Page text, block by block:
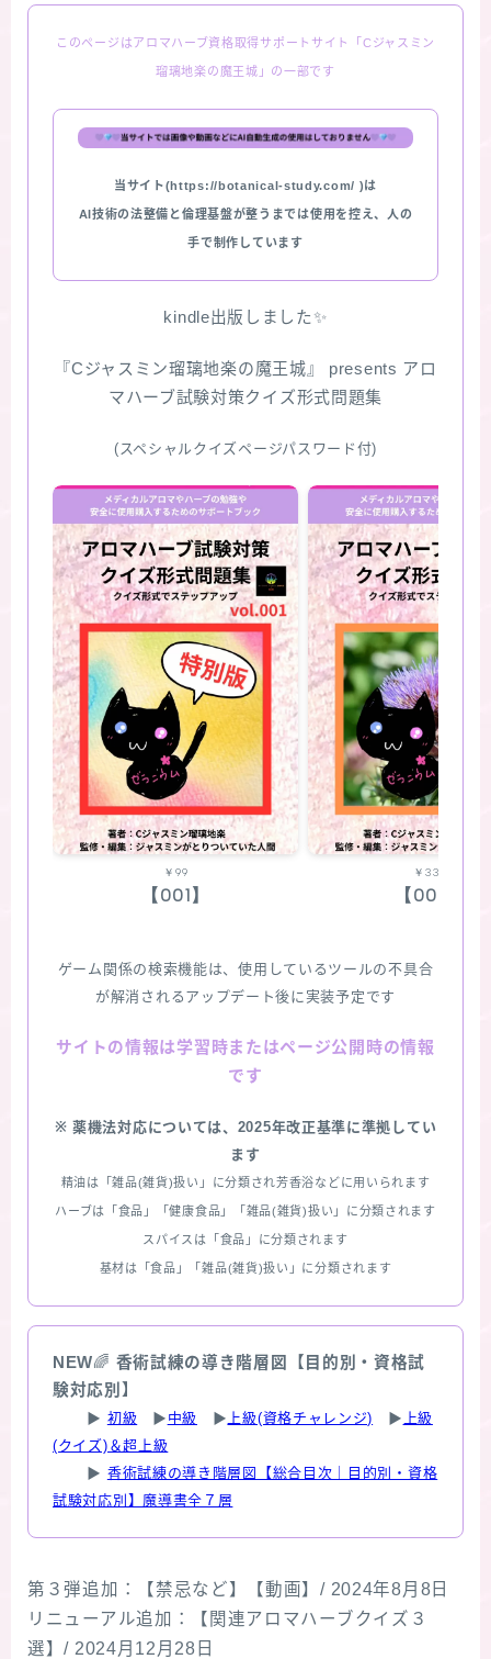
おすすめ商品＆レビュー
版限定)
このページはアロマハーブ資格取得サポートサイト「Cジャスミン
瑠璃地楽の魔王城」の一部です
当サイト(https://botanical-study.com/ )は
AI技術の法整備と倫理基盤が整うまでは使用を控え、人の
手で制作しています
kindle出版しました✨
『Cジャスミン瑠璃地楽の魔王城』 presents アロ
マハーブ試験対策クイズ形式問題集
(スペシャルクイズページパスワード付)
￥99
【001】
￥330
【002】
ゲーム関係の検索機能は、使用しているツールの不具合
が解消されるアップデート後に実装予定です
サイトの情報は学習時またはページ公開時の情報
です
※ 薬機法対応については、2025年改正基準に準拠してい
ます
精油は「雑品(雑貨)扱い」に分類され芳香浴などに用いられます
ハーブは「食品」「健康食品」「雑品(雑貨)扱い」に分類されます
スパイスは「食品」に分類されます
基材は「食品」「雑品(雑貨)扱い」に分類されます
NEW🌈 香術試練の導き階層図【目的別・資格試
験対応別】
▶ 初級 ▶ 中級 ▶ 上級(資格チャレンジ) ▶ 上級
(クイズ)＆超上級
▶ 香術試練の導き階層図【総合目次｜目的別・資格
試験対応別】魔導書全７層
第３弾追加：【禁忌など】【動画】/ 2024年8月8日
リニューアル追加：【関連アロマハーブクイズ３
選】/ 2024月12月28日